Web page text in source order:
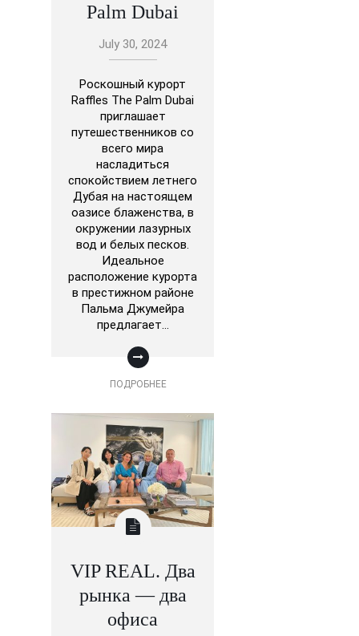
Palm Dubai
July 30, 2024
Роскошный курорт
Raffles The Palm Dubai
приглашает
путешественников со
всего мира
насладиться
спокойствием летнего
Дубая на настоящем
оазисе блаженства, в
окружении лазурных
вод и белых песков.
Идеальное
расположение курорта
в престижном районе
Пальма Джумейра
предлагает…
ПОДРОБНЕЕ
VIP REAL. Два
рынка — два
офиса